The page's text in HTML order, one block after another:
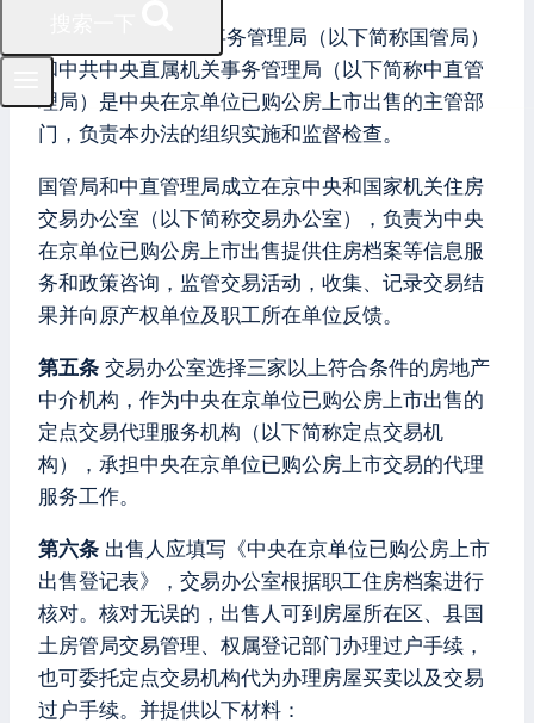
国务院机关事务管理局（以下简称国管局）
和中共中央直属机关事务管理局（以下简称中直管
理局）是中央在京单位已购公房上市出售的主管部
门，负责本办法的组织实施和监督检查。
国管局和中直管理局成立在京中央和国家机关住房
交易办公室（以下简称交易办公室），负责为中央
在京单位已购公房上市出售提供住房档案等信息服
务和政策咨询，监管交易活动，收集、记录交易结
果并向原产权单位及职工所在单位反馈。
第五条 交易办公室选择三家以上符合条件的房地产
中介机构，作为中央在京单位已购公房上市出售的
定点交易代理服务机构（以下简称定点交易机
构），承担中央在京单位已购公房上市交易的代理
服务工作。
第六条 出售人应填写《中央在京单位已购公房上市
出售登记表》，交易办公室根据职工住房档案进行
核对。核对无误的，出售人可到房屋所在区、县国
土房管局交易管理、权属登记部门办理过户手续，
也可委托定点交易机构代为办理房屋买卖以及交易
过户手续。并提供以下材料：